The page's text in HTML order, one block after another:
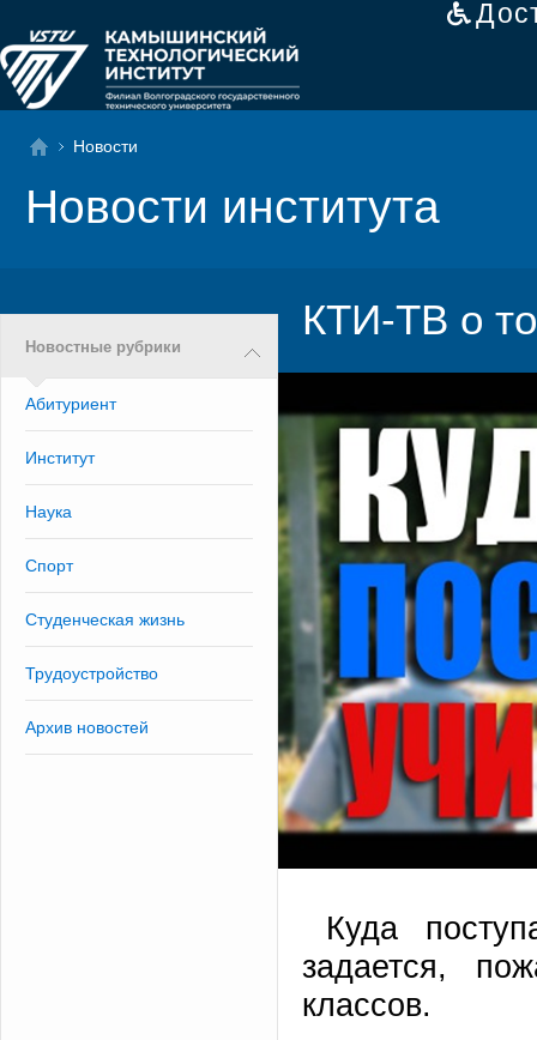
Новости
Новости института
Новостные рубрики
Абитуриент
Институт
Наука
Спорт
Студенческая жизнь
Трудоустройство
Архив новостей
КТИ-ТВ о
Куда
задается,
классов.